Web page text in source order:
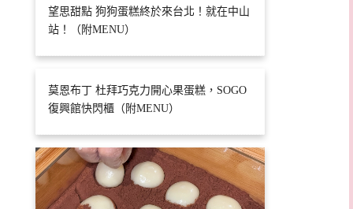
望思甜點 狗狗蛋糕終於來台北！就在中山
站！（附MENU）
莫恩布丁 杜拜巧克力開心果蛋糕，SOGO
復興館快閃櫃（附MENU）